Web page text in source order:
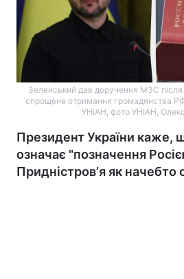
Зеленський дав доручення МЗС після
спрощене отримання громадянства
УНІАН, фото УНІАН,
Президент України каже,
означає "позначення
Придністровʼя як начебто